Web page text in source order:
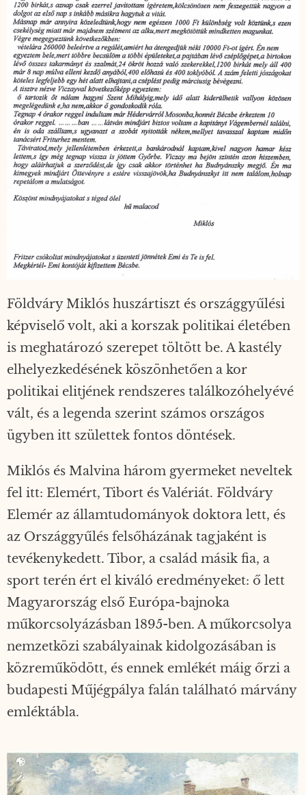
Földváry Miklós huszártiszt és országgyűlési
képviselő volt, aki a korszak politikai életében
is meghatározó szerepet töltött be. A kastély
elhelyezkedésének köszönhetően a kor
politikai elitjének rendszeres találkozóhelyévé
vált, és a legenda szerint számos országos
ügyben itt születtek fontos döntések.
Miklós és Malvina három gyermeket neveltek
fel itt: Elemért, Tibort és Valériát. Földváry
Elemér az államtudományok doktora lett, és
az Országgyűlés felsőházának tagjaként is
tevékenykedett. Tibor, a család másik fia, a
sport terén ért el kiváló eredményeket: ő lett
Magyarország első Európa-bajnoka
műkorcsolyázásban 1895-ben. A műkorcsolya
nemzetközi szabályainak kidolgozásában is
közreműködött, és ennek emlékét máig őrzi a
budapesti Műjégpálya falán található márvány
emléktábla.